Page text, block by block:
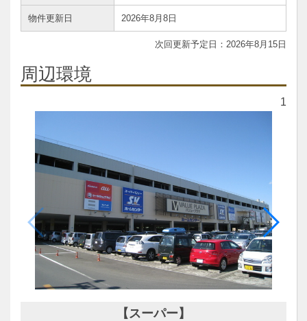
物件更新日 2026年8月8日
2026年8月15日
周辺環境
1
【スーパー】